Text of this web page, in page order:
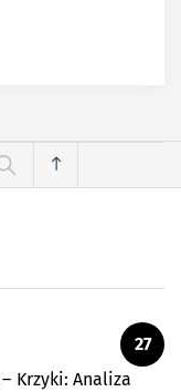
27
Krzyki: Analiza